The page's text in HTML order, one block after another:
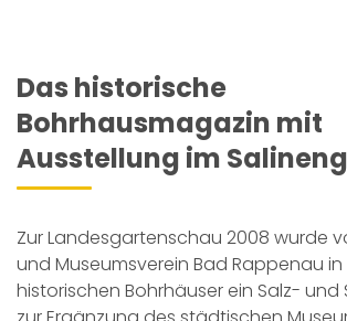
Das historische
Bohrhausmagazin mit
Ausstellung im
Zur Landesgartenschau 2008 wurde
und Museumsverein Bad Rappenau
historischen Bohrhäuser ein Salz- und